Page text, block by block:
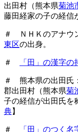
出田村（熊本県菊池
藤田経家の子の経信
＃ ＮＨＫのアナウ
東区の出身。
＃ 「田」の漢字の
＃ 熊本県の出田
郡出田村（熊本県菊
子の経信が出田氏を
典】
＃ 「田」のつく名